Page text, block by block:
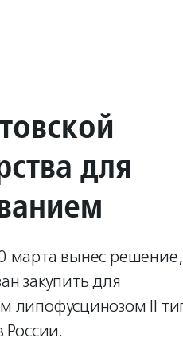
для
марта вынес решение,
закупить для
липофусцинозом II